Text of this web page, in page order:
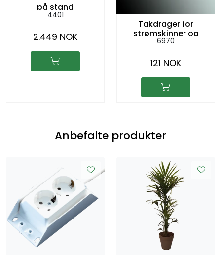
på stand
4401
2.449 NOK
Takdrager for
strømskinner og
spotter
6970
121 NOK
Anbefalte produkter